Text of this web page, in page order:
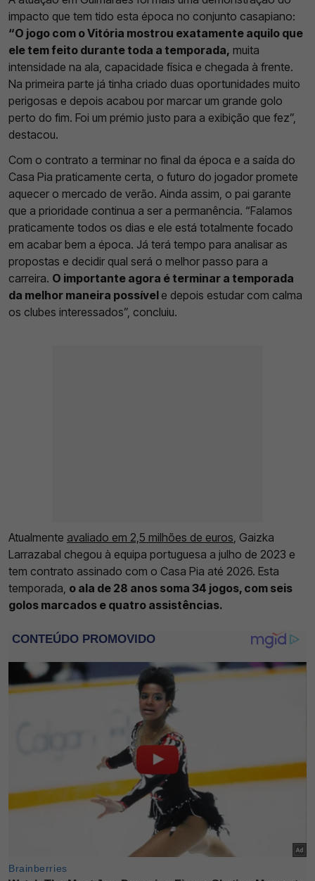
impacto que tem tido esta época no conjunto casapiano:
“O jogo com o Vitória mostrou exatamente aquilo que
ele tem feito durante toda a temporada, muita
intensidade na ala, capacidade física e chegada à frente.
Na primeira parte já tinha criado duas oportunidades muito
perigosas e depois acabou por marcar um grande golo
perto do fim. Foi um prémio justo para a exibição que fez”,
destacou.
Com o contrato a terminar no final da época e a saída do
Casa Pia praticamente certa, o futuro do jogador promete
aquecer o mercado de verão. Ainda assim, o pai garante
que a prioridade continua a ser a permanência. “Falamos
praticamente todos os dias e ele está totalmente focado
em acabar bem a época. Já terá tempo para analisar as
propostas e decidir qual será o melhor passo para a
carreira. O importante agora é terminar a temporada
da melhor maneira possível e depois estudar com calma
os clubes interessados”, concluiu.
Atualmente avaliado em 2,5 milhões de euros, Gaizka
Larrazabal chegou à equipa portuguesa a julho de 2023 e
tem contrato assinado com o Casa Pia até 2026. Esta
temporada, o ala de 28 anos soma 34 jogos, com seis
golos marcados e quatro assistências.